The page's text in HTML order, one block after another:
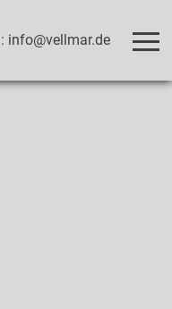
info@vellmar.de